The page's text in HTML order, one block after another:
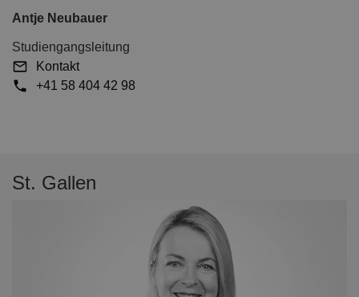
Antje Neubauer
Studiengangsleitung
Kontakt
+41 58 404 42 98
St. Gallen